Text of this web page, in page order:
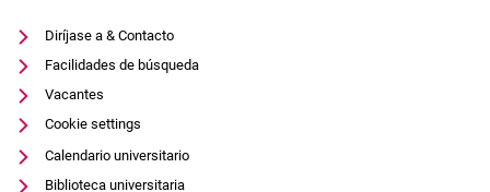
Diríjase a & Contacto
Facilidades de búsqueda
Vacantes
Cookie settings
Calendario universitario
Biblioteca universitaria